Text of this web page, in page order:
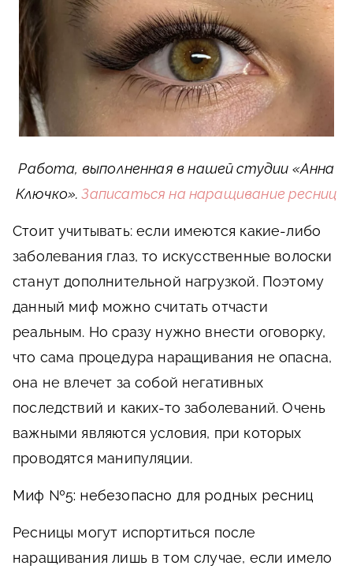
Работа, выполненная в нашей студии «Анна
Ключко».Записаться на наращивание ресниц
Стоит учитывать: если имеются какие-либо
заболевания глаз, то искусственные волоски
станут дополнительной нагрузкой. Поэтому
данный миф можно считать отчасти
реальным. Но сразу нужно внести оговорку,
что сама процедура наращивания не опасна,
она не влечет за собой негативных
последствий и каких-то заболеваний. Очень
важными являются условия, при которых
проводятся манипуляции.
Миф №5: небезопасно для родных ресниц
Ресницы могут испортиться после
наращивания лишь в том случае, если имело